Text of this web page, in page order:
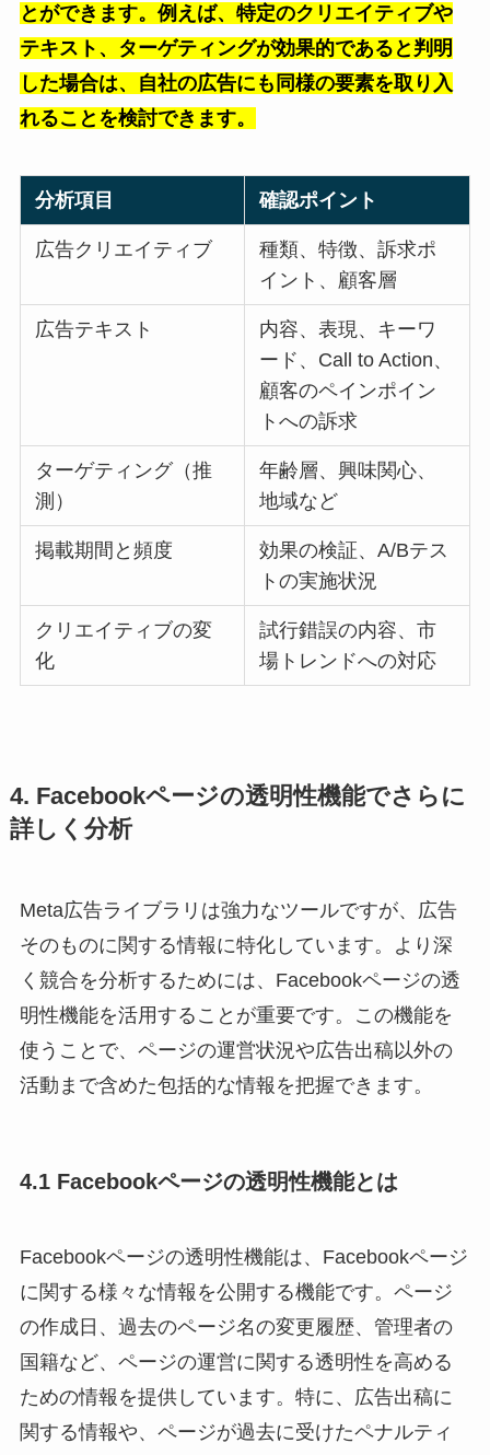
とができます。例えば、特定のクリエイティブや
テキスト、ターゲティングが効果的であると判明
した場合は、自社の広告にも同様の要素を取り入
れることを検討できます。
分析項目 確認ポイント
広告クリエイティブ
種類、特徴、訴求ポ
イント、顧客層
広告テキスト
内容、表現、キーワ
ード、Call to Action、
顧客のペインポイン
トへの訴求
ターゲティング（推
測）
年齢層、興味関心、
地域など
掲載期間と頻度
効果の検証、A/Bテス
トの実施状況
クリエイティブの変
化
試行錯誤の内容、市
場トレンドへの対応
4. Facebookページの透明性機能でさらに
詳しく分析
Meta広告ライブラリは強力なツールですが、広告
そのものに関する情報に特化しています。より深
く競合を分析するためには、Facebookページの透
明性機能を活用することが重要です。この機能を
使うことで、ページの運営状況や広告出稿以外の
活動まで含めた包括的な情報を把握できます。
4.1 Facebookページの透明性機能とは
Facebookページの透明性機能は、Facebookページ
に関する様々な情報を公開する機能です。ページ
の作成日、過去のページ名の変更履歴、管理者の
国籍など、ページの運営に関する透明性を高める
ための情報を提供しています。特に、広告出稿に
関する情報や、ページが過去に受けたペナルティ